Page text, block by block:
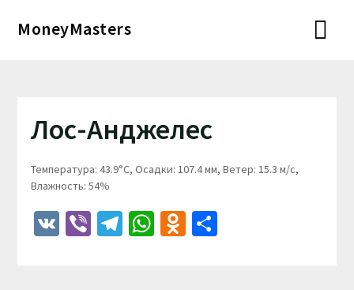
MoneyMasters
Лос-Анджелес
Температура: 43.9°C, Осадки: 107.4 мм, Ветер: 15.3 м/с,
Влажность: 54%
VKViberTelegram
WhatsApp
Odnoklassniki
Отправить